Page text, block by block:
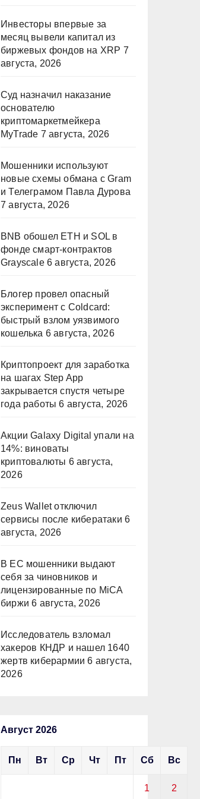
Инвесторы впервые за
месяц вывели капитал из
биржевых фондов на XRP 7
августа, 2026
Суд назначил наказание
основателю
криптомаркетмейкера
MyTrade 7 августа, 2026
Мошенники используют
новые схемы обмана с Gram
и Телеграмом Павла Дурова
7 августа, 2026
BNB обошел ETH и SOL в
фонде смарт-контрактов
Grayscale 6 августа, 2026
Блогер провел опасный
эксперимент с Coldcard:
быстрый взлом уязвимого
кошелька 6 августа, 2026
Криптопроект для заработка
на шагах Step App
закрывается спустя четыре
года работы 6 августа, 2026
Акции Galaxy Digital упали на
14%: виноваты
криптовалюты 6 августа,
2026
Zeus Wallet отключил
сервисы после кибератаки 6
августа, 2026
В ЕС мошенники выдают
себя за чиновников и
лицензированные по MiCA
биржи 6 августа, 2026
Исследователь взломал
хакеров КНДР и нашел 1640
жертв киберармии 6 августа,
2026
Август 2026
Пн Вт Ср Чт Пт Сб Вс
1 2